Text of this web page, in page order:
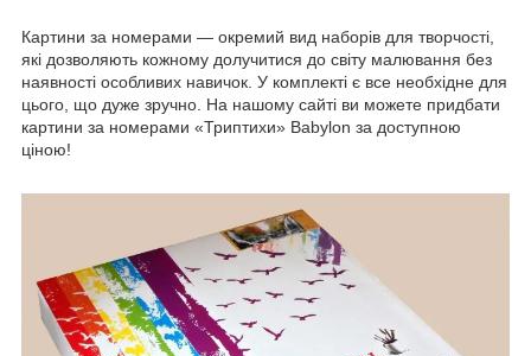
Картини за номерами — окремий вид наборів для творчості,
які дозволяють кожному долучитися до світу малювання без
наявності особливих навичок. У комплекті є все необхідне для
цього, що дуже зручно. На нашому сайті ви можете придбати
картини за номерами «Триптихи» Babylon за доступною
ціною!